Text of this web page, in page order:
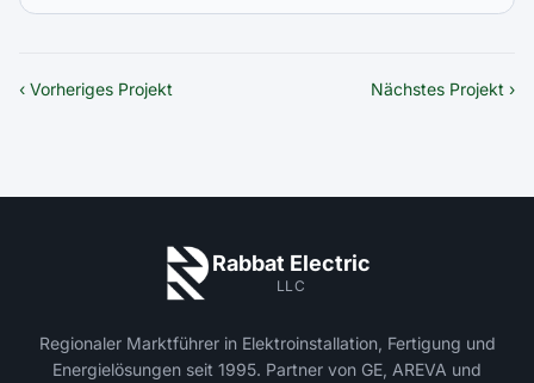
‹ Vorheriges Projekt Nächstes Projekt ›
Rabbat Electric
LLC
Regionaler Marktführer in Elektroinstallation, Fertigung und
Energielösungen seit 1995. Partner von GE, AREVA und